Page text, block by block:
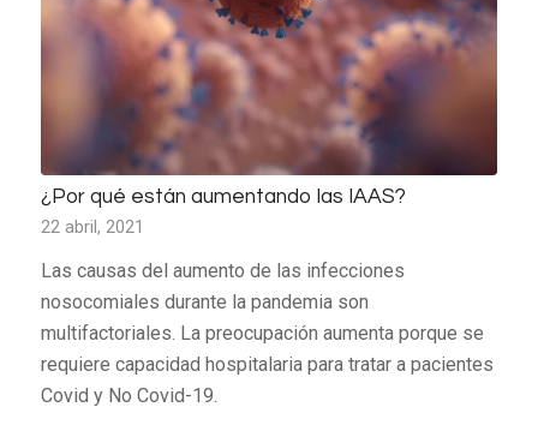
¿Por qué están aumentando las IAAS?
22 abril, 2021
Las causas del aumento de las infecciones
nosocomiales durante la pandemia son
multifactoriales. La preocupación aumenta porque se
requiere capacidad hospitalaria para tratar a pacientes
Covid y No Covid-19.